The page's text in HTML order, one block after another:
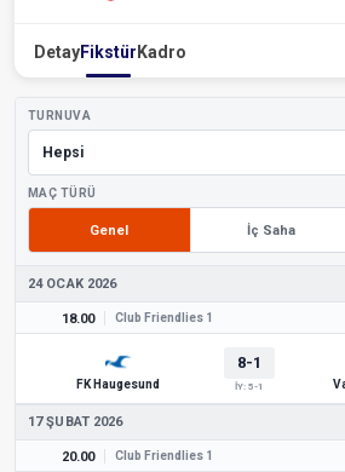
DetayFikstür Kadro
TURNUVA
MAÇ TÜRÜ
Genel İç Saha
24 OCAK 2026
18.00 Club Friendlies 1
FK Haugesund
8-1
İY: 5-1
17 ŞUBAT 2026
20.00 Club Friendlies 1